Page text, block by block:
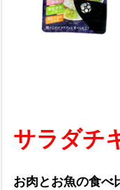
サラダチ
お肉とお魚の食べ